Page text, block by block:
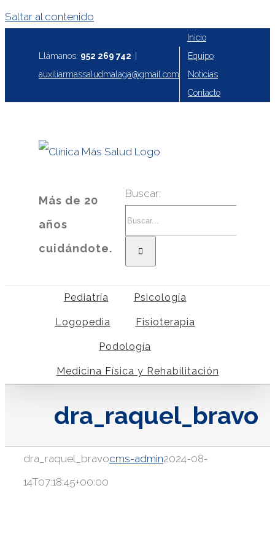
Saltar al contenido
Llámanos: 952 269 742
auxiliarmassaludmalaga@gmail.com
Inicio
Equipo
Noticias
Contacto
Más de 20
años
cuidándote.
Buscar:
Pediatría Psicología
Logopedia Fisioterapia
Podología
Medicina Física y Rehabilitación
dra_raquel_bravo
dra_raquel_bravocms-admin2024-08-
14T07:18:45+00:00